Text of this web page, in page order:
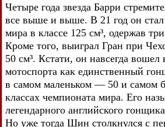
Четыре года звезда Барри
все выше и выше. В 21 год он
мира в классе 125 см³, одержав
Кроме того, выиграл Гран при
50 см³. Кстати, он навсегда
мотоспорта как единственный
в самом маленьком — 50 и самом
классах чемпионата мира. Его
легендарного английского
Но уже тогда Шин столкнулся с